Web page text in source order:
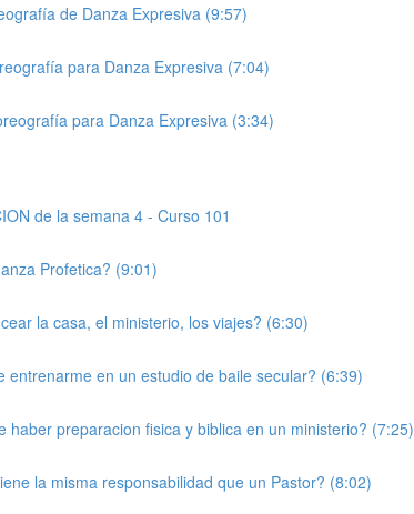
de Danza Expresiva (9:57)
para Danza Expresiva (7:04)
para Danza Expresiva (3:34)
de la semana 4 - Curso 101
Profetica? (9:01)
la casa, el ministerio, los viajes? (6:30)
entrenarme en un estudio de baile secular? (6:39)
haber preparacion fisica y biblica en un ministerio? (7:25)
la misma responsabilidad que un Pastor? (8:02)